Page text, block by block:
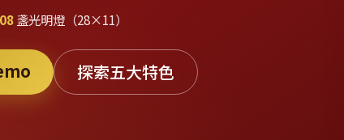
盞光明燈（28×11）
探索五大特色